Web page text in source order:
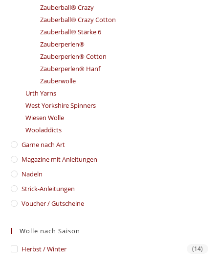
Zauberball® Crazy
Zauberball® Crazy Cotton
Zauberball® Stärke 6
Zauberperlen®
Zauberperlen® Cotton
Zauberperlen® Hanf
Zauberwolle
Urth Yarns
West Yorkshire Spinners
Wiesen Wolle
Wooladdicts
Garne nach Art
Magazine mit Anleitungen
Nadeln
Strick-Anleitungen
Voucher / Gutscheine
Wolle nach Saison
Herbst / Winter (14)